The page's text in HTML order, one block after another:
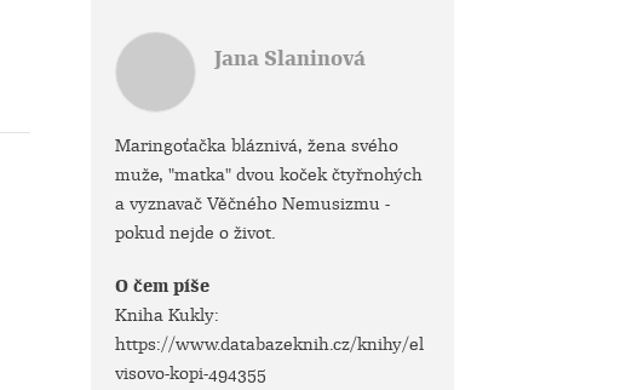
Jana Slaninová
Maringoťačka bláznivá, žena svého
muže, "matka" dvou koček čtyřnohých
a vyznavač Věčného Nemusizmu -
pokud nejde o život.
O čem píše
Kniha Kukly:
https://www.databazeknih.cz/knihy/el
visovo-kopi-494355